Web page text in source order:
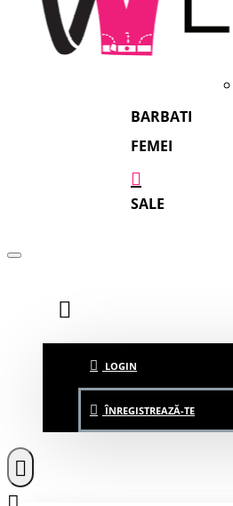
BARBATI
FEMEI
SALE
LOGIN
ÎNREGISTREAZĂ-TE